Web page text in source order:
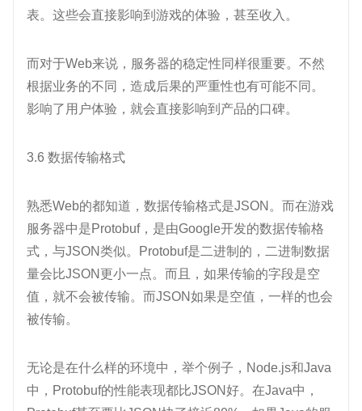
表。这些会直接影响到游戏的体验，甚至收入。
而对于Web来说，服务器的稳定性同样很重要。不然
根据业务的不同，造成后果的严重性也有可能不同。
影响了用户体验，就会直接影响到产品的口碑。
3.6 数据传输格式
熟悉Web的都知道，数据传输格式是JSON。而在游戏
服务器中是Protobuf，是由Google开发的数据传输格
式，与JSON类似。Protobuf是二进制的，二进制数据
量会比JSON更小一点。而且，如果传输的字段是空
值，就不会被传输。而JSON如果是空值，一样的也会
被传输。
无论是在什么样的环境中，举个例子，Node.js和Java
中，Protobuf的性能表现都比JSON好。在Java中，